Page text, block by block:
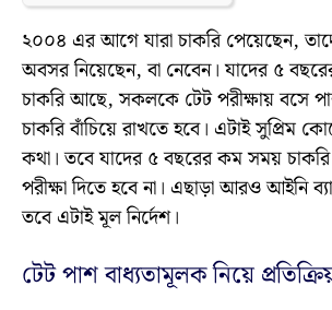
২০০৪ এর আগে যারা চাকরি পেয়েছেন,
অবসর নিয়েছেন, বা নেবেন। যাদের ৫
চাকরি আছে, সকলকে টেট পরীক্ষায় বসে
চাকরি বাঁচিয়ে রাখতে হবে। এটাই সুপ্রিম
কথা। তবে যাদের ৫ বছরের কম সময়
পরীক্ষা দিতে হবে না। এছাড়া আরও আইনি
তবে এটাই মূল নির্দেশ।
টেট পাশ বাধ্যতামূলক নিয়ে